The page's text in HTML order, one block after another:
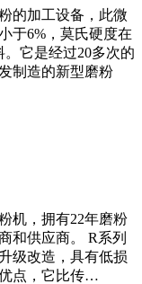
的加工设备，此微
于6%，莫氏硬度在
它是经过20多次的
制造的新型磨粉
机，拥有22年磨粉
和供应商。 R系列
级改造，具有低损
点，它比传…